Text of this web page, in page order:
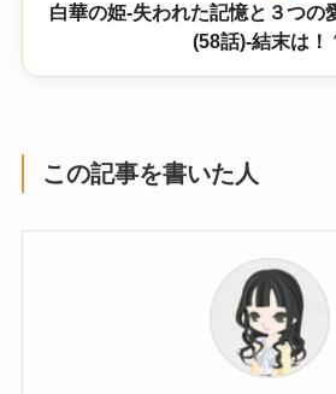
白華の姫-失われた記憶と３つの
(58話)-結末は！
この記事を書いた人